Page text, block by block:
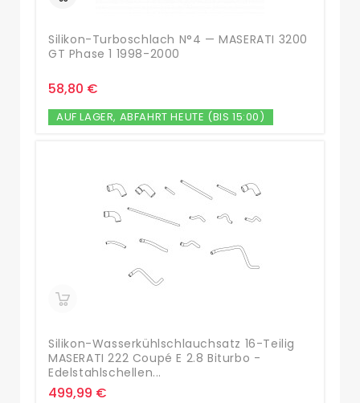
Silikon-Turboschlach N°4 — MASERATI 3200
GT Phase 1 1998-2000
58,80 €
AUF LAGER, ABFAHRT HEUTE (BIS 15:00)
Silikon-Wasserkühlschlauchsatz 16-Teilig
MASERATI 222 Coupé E 2.8 Biturbo -
Edelstahlschellen...
499,99 €